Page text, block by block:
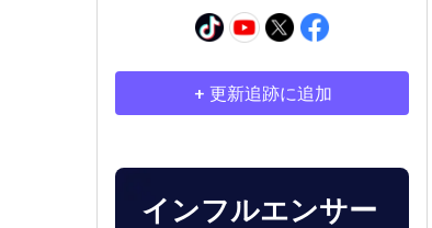
+ 更新追跡に追加
インフルエンサー